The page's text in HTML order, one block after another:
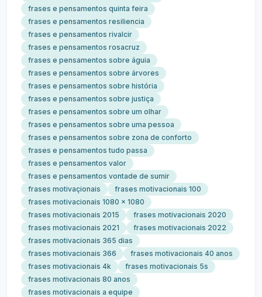
frases e pensamentos quinta feira
frases e pensamentos resiliencia
frases e pensamentos rivalcir
frases e pensamentos rosacruz
frases e pensamentos sobre águia
frases e pensamentos sobre árvores
frases e pensamentos sobre história
frases e pensamentos sobre justiça
frases e pensamentos sobre um olhar
frases e pensamentos sobre uma pessoa
frases e pensamentos sobre zona de conforto
frases e pensamentos tudo passa
frases e pensamentos valor
frases e pensamentos vontade de sumir
frases motivaçionais
frases motivacionais 100
frases motivacionais 1080 x 1080
frases motivacionais 2015
frases motivacionais 2020
frases motivacionais 2021
frases motivacionais 2022
frases motivacionais 365 dias
frases motivacionais 366
frases motivacionais 40 anos
frases motivacionais 4k
frases motivacionais 5s
frases motivacionais 80 anos
frases motivacionais a equipe